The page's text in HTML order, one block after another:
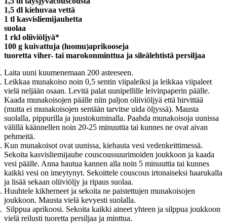
1,5 dl kiehuvaa vettä
1 tl kasvisliemijauhetta
suolaa
1 rkl oliiviöljyä*
100 g kuivattuja (luomu)aprikooseja
tuoretta viher- tai marokonminttua ja sileälehtistä persiljaa
Laita uuni kuumenemaan 200 asteeseen.
Leikkaa munakoiso noin 0,5 sentin viipaleiksi ja leikkaa viipaleet
vielä neljään osaan. Levitä palat uunipellille leivinpaperin päälle.
Kaada munakoisojen päälle niin paljon oliiviöljyä että hirvittää
(mutta ei munakoisojen sentään tarvitse uida öljyssä). Mausta
suolalla, pippurilla ja juustokuminalla. Paahda munakoisoja uunissa
välillä käännellen noin 20-25 minuuttia tai kunnes ne ovat aivan
pehmeitä.
Kun munakoisot ovat uunissa, kiehauta vesi vedenkeittimessä.
Sekoita kasvisliemijauhe couscoussuurimoiden joukkoon ja kaada
vesi päälle. Anna hautua kannen alla noin 5 minuuttia tai kunnes
kaikki vesi on imeytynyt. Sekoittele couscous irtonaiseksi haarukalla
ja lisää sekaan oliiviöljy ja ripaus suolaa.
Huuhtele kikherneet ja sekoita ne paistettujen munakoisojen
joukkoon. Mausta vielä kevyesti suolalla.
Silppua aprikoosi. Sekoita kaikki aineet yhteen ja silppua joukkoon
vielä reilusti tuoretta persiljaa ja minttua.